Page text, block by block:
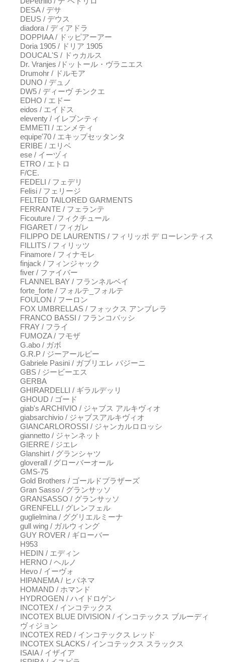
DESA / デサ
DEUS / デウス
diadora / ディアドラ
DOPPIAA / ドッピアーアー
Doria 1905 / ドリア 1905
DOUCAL'S / ドゥカルス
Dr. Vranjes /ドットール・ヴラニエス
Drumohr / ドルモア
DUNO / デュノ
DW5 / ディーヴ チンクエ
EDHO / エドー
eidos / エイドス
eleventy / イレブンティ
EMMETI / エンメティ
equipe'70 / エキップセッタンタ
ERIBE / エリベ
ese / イーヅィ
ETRO / エトロ
F/CE.
FEDELI / フェデリ
Felisi / フェリージ
FELTED TAILORED GARMENTS
FERRANTE / フェランテ
Ficouture / フィクチュール
FIGARET / フィガレ
FILIPPO DE LAURENTIS / フィリッポ デ ローレンティス
FILLITS / フィリッツ
Finamore / フィナモレ
finjack / フィンジャック
fiver / ファイバー
FLANNEL BAY / フランネルベイ
forte_forte / フォルテ_フォルテ
FOULON / フーロン
FOX UMBRELLAS / フォックス アンブレラ
FRANCO BASSI / フランコバッシ
FRAY / フライ
FUMOZA / フモザ
G.abo / ガボ
G.R.P / ジーアールピー
Gabriele Pasini / ガブリエレ パジーニ
GBS / ジービーエス
GERBA
GHIRARDELLI / ギラルデッリ
GHOUD / ゴード
giab's ARCHIVIO / ジャブス アルキヴィオ
giabsarchivio / ジャブスアルキヴィオ
GIANCARLOROSSI / ジャンカルロロッシ
giannetto / ジャンネット
GIERRE / ジエレ
Glanshirt / グランシャツ
gloverall / グローバーオール
GMS-75
Gold Brothers / ゴールドブラザーズ
Gran Sasso / グランサッソ
GRANSASSO / グランサッソ
GRENFELL / グレンフェル
guglielmina / ググリエルミーナ
gull wing / ガルウィング
GUY ROVER / ギローバー
H953
HEDIN / エディン
HERNO / ヘルノ
Hevo / イーヴォ
HIPANEMA / ヒパネマ
HOMAND / ホマンド
HYDROGEN / ハイドロゲン
INCOTEX / インコテックス
INCOTEX BLUE DIVISION / インコテックス ブルーディ
ヴィジョン
INCOTEX RED / インコテックス レッド
INCOTEX SLACKS / インコテックス スラックス
ISAIA / イザイア